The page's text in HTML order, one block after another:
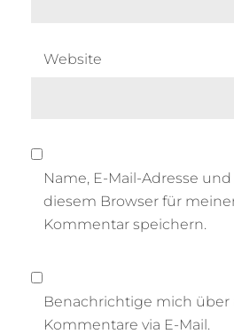
Website
Name, E-Mail-Adresse
diesem Browser für
Kommentar speichern.
Benachrichtige mich
Kommentare via E-Mail.